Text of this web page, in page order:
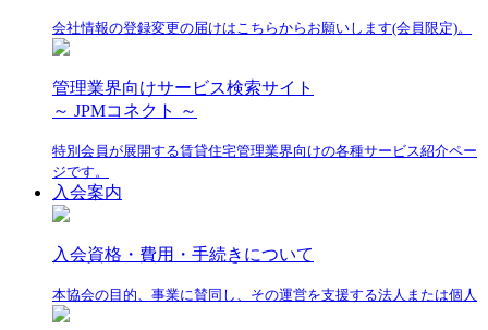
会社情報の登録変更の届けはこちらからお願いします(会員限定)。
管理業界向けサービス検索サイト
～ JPMコネクト ～
特別会員が展開する賃貸住宅管理業界向けの各種サービス紹介ペー
ジです。
入会案内
入会資格・費用・手続きについて
本協会の目的、事業に賛同し、その運営を支援する法人または個人